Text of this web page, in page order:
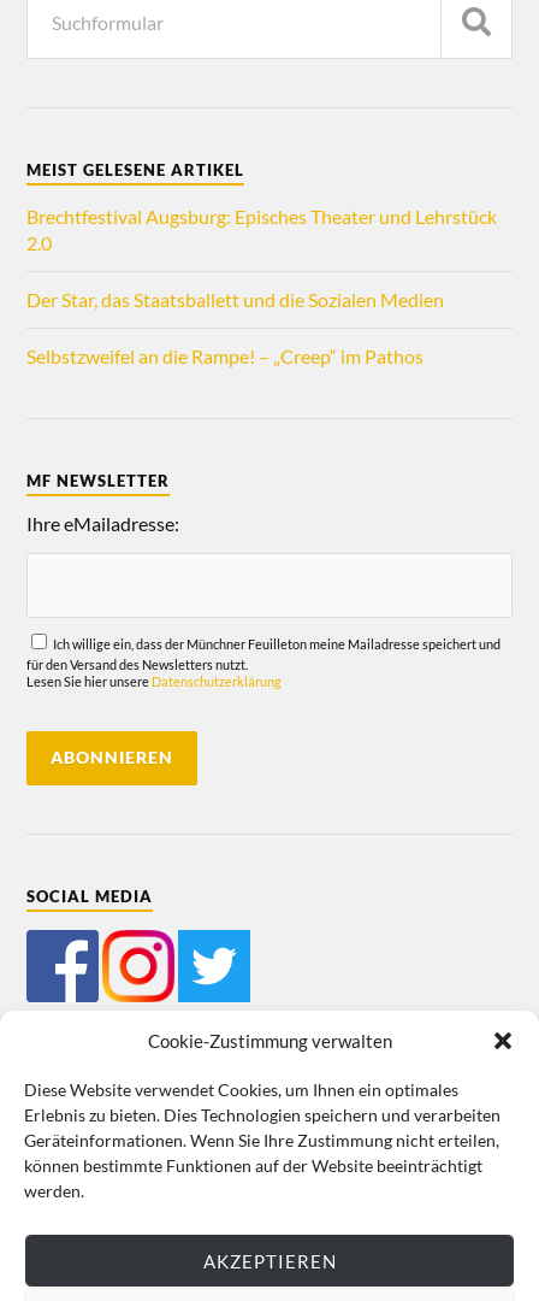
Cookie-Zustimmung verwalten
Diese Website verwendet Cookies, um Ihnen ein optimales
Erlebnis zu bieten. Dies Technologien speichern und verarbeiten
Geräteinformationen. Wenn Sie Ihre Zustimmung nicht erteilen,
können bestimmte Funktionen auf der Website beeinträchtigt
werden.
AKZEPTIEREN
MEIST GELESENE ARTIKEL
Brechtfestival Augsburg: Episches Theater und Lehrstück
2.0
Der Star, das Staatsballett und die Sozialen Medien
Selbstzweifel an die Rampe! – „Creep“ im Pathos
MF NEWSLETTER
Ihre eMailadresse:
Ich willige ein, dass der Münchner Feuilleton meine Mailadresse speichert und
für den Versand des Newsletters nutzt.
Lesen Sie hier unsere Datenschutzerklärung
SOCIAL MEDIA
Mein Bestellkonto Kundeninformationen Datenschutz
Cookie-Richtlinie (EU) Impressum
VERTRAG WIDERRUFEN